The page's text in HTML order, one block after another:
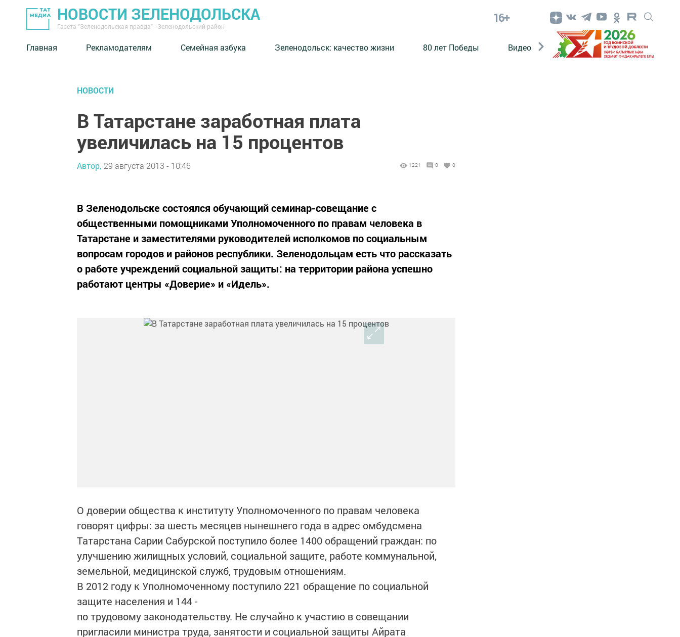
НОВОСТИ ЗЕЛЕНОДОЛЬСКА
Газета "Зеленодольская правда" - Зеленодольский район
16+
Главная Рекламодателям Семейная азбука ⁠Зеленодольск: качество жизни 80 лет Победы Видео Конкурсы ЭтноДети
НОВОСТИ
В Татарстане заработная плата
увеличилась на 15 процентов
Автор, 29 августа 2013 - 10:46 1221 0 0
В Зеленодольске состоялся обучающий семинар-совещание с
общественными помощниками Уполномоченного по правам человека в
Татарстане и заместителями руководителей исполкомов по социальным
вопросам городов и районов республики. Зеленодольцам есть что рассказать
о работе учреждений социальной защиты: на территории района успешно
работают центры «Доверие» и «Идель».
О доверии общества к институту Уполномоченного по правам человека
говорят цифры: за шесть месяцев нынешнего года в адрес омбудсмена
Татарстана Сарии Сабурской поступило более 1400 обращений граждан: по
улучшению жилищных условий, социальной защите, работе коммунальной,
земельной, медицинской служб, трудовым отношениям.
В 2012 году к Уполномоченному поступило 221 обращение по социальной
защите населения и 144 -
по трудовому законодательству. Не случайно к участию в совещании
пригласили министра труда, занятости и социальной защиты Айрата